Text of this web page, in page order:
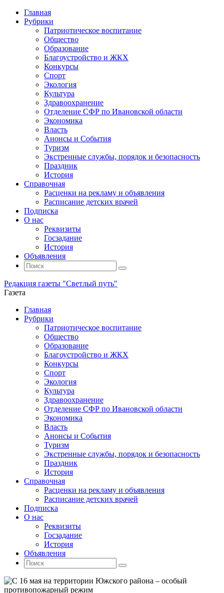
Главная
Рубрики
Патриотическое воспитание
Общество
Образование
Благоустройство и ЖКХ
Конкурсы
Спорт
Экология
Культура
Здравоохранение
Отделение СФР по Ивановской области
Экономика
Власть
Анонсы и События
Туризм
Экстренные службы, порядок и безопасность
Праздник
История
Справочная
Расценки на рекламу и объявления
Расписание детских врачей
Подписка
О нас
Реквизиты
Госзадание
История
Объявления
Поиск
Искать:
Поиск
Редакция газеты "Светлый путь"
Газета
Промотать
содержимому
Главная
Рубрики
Патриотическое воспитание
Общество
Образование
Благоустройство и ЖКХ
Конкурсы
Спорт
Экология
Культура
Здравоохранение
Отделение СФР по Ивановской области
Экономика
Власть
Анонсы и События
Туризм
Экстренные службы, порядок и безопасность
Праздник
История
Справочная
Расценки на рекламу и объявления
Расписание детских врачей
Подписка
О нас
Реквизиты
Госзадание
История
Объявления
Поиск
Искать:
Поиск